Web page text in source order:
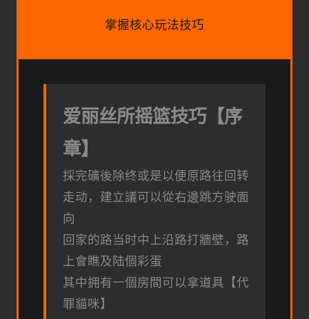
掌握核心玩法技巧
爱丽丝所摇篮技巧【序
章】
採完礦後除终或是以便原路往回转
走动，建立議可以從右邊跳方驶面
向
回家的路当时中上沿路打牆壁，路
上會瞧及陆個彩蛋
其中拥有一個房間可以拿道具【代
罪貓咪】